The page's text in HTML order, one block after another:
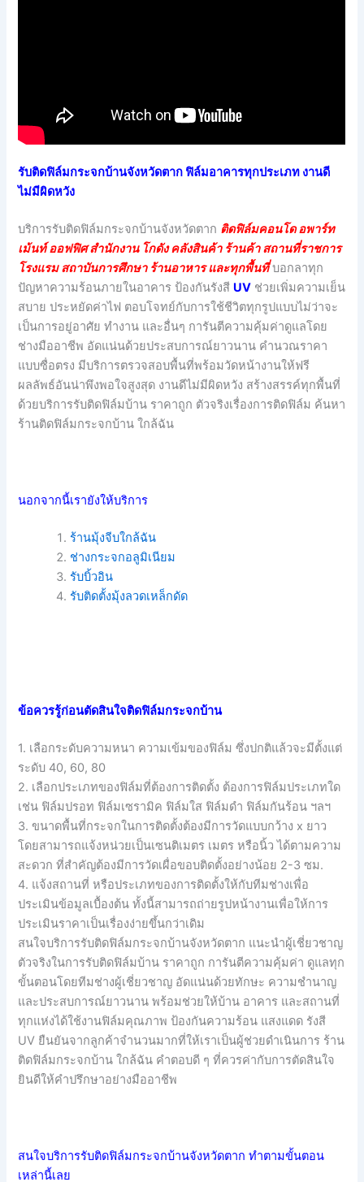
รับติดฟิล์มกระจกบ้านจังหวัดตาก ฟิล์มอาคารทุกประเภท งานดี
ไม่มีผิดหวัง
บริการรับติดฟิล์มกระจกบ้านจังหวัดตาก ติดฟิล์มคอนโด อพาร์ท
เม้นท์ ออฟฟิศ สำนักงาน โกดัง คลังสินค้า ร้านค้า สถานที่ราชการ
โรงแรม สถาบันการศึกษา ร้านอาหาร และทุกพื้นที่บอกลาทุก
ปัญหาความร้อนภายในอาคาร ป้องกันรังสี UV ช่วยเพิ่มความเย็น
สบาย ประหยัดค่าไฟ ตอบโจทย์กับการใช้ชีวิตทุกรูปแบบไม่ว่าจะ
เป็นการอยู่อาศัย ทำงาน และอื่นๆ การันตีความคุ้มค่าดูแลโดย
ช่างมืออาชีพ อัดแน่นด้วยประสบการณ์ยาวนาน คำนวณราคา
แบบซื่อตรง มีบริการตรวจสอบพื้นที่พร้อมวัดหน้างานให้ฟรี
ผลลัพธ์อันน่าพึงพอใจสูงสุด งานดีไม่มีผิดหวัง สร้างสรรค์ทุกพื้นที่
ด้วยบริการรับติดฟิล์มบ้าน ราคาถูก ตัวจริงเรื่องการติดฟิล์ม ค้นหา
ร้านติดฟิล์มกระจกบ้าน ใกล้ฉัน
นอกจากนี้เรายังให้บริการ
ร้านมุ้งจีบใกล้ฉัน
ช่างกระจกอลูมิเนียม
รับบิ้วอิน
รับติดตั้งมุ้งลวดเหล็กดัด
ข้อควรรู้ก่อนตัดสินใจติดฟิล์มกระจกบ้าน
1. เลือกระดับความหนา ความเข้มของฟิล์ม ซึ่งปกติแล้วจะมีตั้งแต่
ระดับ 40, 60, 80
2. เลือกประเภทของฟิล์มที่ต้องการติดตั้ง ต้องการฟิล์มประเภทใด
เช่น ฟิล์มปรอท ฟิล์มเซรามิค ฟิล์มใส ฟิล์มดำ ฟิล์มกันร้อน ฯลฯ
3. ขนาดพื้นที่กระจกในการติดตั้งต้องมีการวัดแบบกว้าง x ยาว
โดยสามารถแจ้งหน่วยเป็นเซนติเมตร เมตร หรือนิ้ว ได้ตามความ
สะดวก ที่สำคัญต้องมีการวัดเผื่อขอบติดตั้งอย่างน้อย 2-3 ซม.
4. แจ้งสถานที่ หรือประเภทของการติดตั้งให้กับทีมช่างเพื่อ
ประเมินข้อมูลเบื้องต้น ทั้งนี้สามารถถ่ายรูปหน้างานเพื่อให้การ
ประเมินราคาเป็นเรื่องง่ายขึ้นกว่าเดิม
สนใจบริการรับติดฟิล์มกระจกบ้านจังหวัดตาก แนะนำผู้เชี่ยวชาญ
ตัวจริงในการรับติดฟิล์มบ้าน ราคาถูก การันตีความคุ้มค่า ดูแลทุก
ขั้นตอนโดยทีมช่างผู้เชี่ยวชาญ อัดแน่นด้วยทักษะ ความชำนาญ
และประสบการณ์ยาวนาน พร้อมช่วยให้บ้าน อาคาร และสถานที่
ทุกแห่งได้ใช้งานฟิล์มคุณภาพ ป้องกันความร้อน แสงแดด รังสี
UV ยืนยันจากลูกค้าจำนวนมากที่ให้เราเป็นผู้ช่วยดำเนินการ ร้าน
ติดฟิล์มกระจกบ้าน ใกล้ฉัน คำตอบดี ๆ ที่ควรค่ากับการตัดสินใจ
ยินดีให้คำปรึกษาอย่างมืออาชีพ
สนใจบริการรับติดฟิล์มกระจกบ้านจังหวัดตาก ทำตามขั้นตอน
เหล่านี้เลย